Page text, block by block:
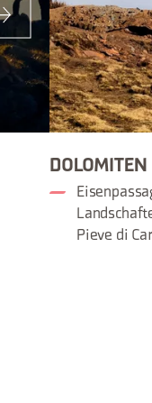
Pieve di